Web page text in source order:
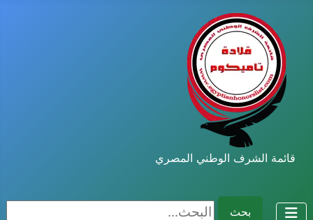
قائمة الشرف الوطني المصري
بحث البحث...